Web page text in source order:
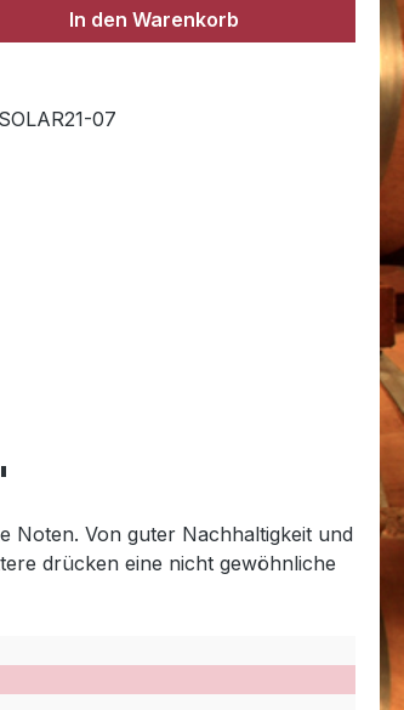
den gewünschten Wert
In den Warenkorb
07
Noten. Von guter Nachhaltigkeit und
drücken eine nicht gewöhnliche